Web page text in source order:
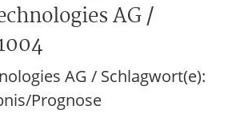
AG /
AG / Schlagwort(e):
Prognose